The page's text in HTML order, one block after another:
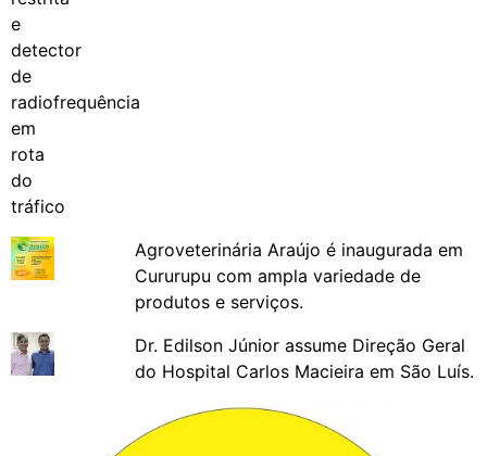
Agroveterinária Araújo é inaugurada em
Cururupu com ampla variedade de
produtos e serviços.
Dr. Edilson Júnior assume Direção Geral
do Hospital Carlos Macieira em São Luís.